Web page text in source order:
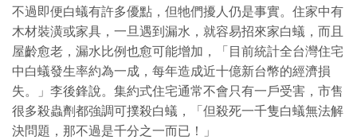
不過即便白蟻有許多優點，但牠們擾人仍是事實。住家中有
木材裝潢或家具，一旦遇到漏水，就容易招來家白蟻，而且
屋齡愈老，漏水比例也愈可能增加，「目前統計全台灣住宅
中白蟻發生率約為一成，每年造成近十億新台幣的經濟損
失。」李後鋒說。集約式住宅通常不會只有一戶受害，市售
很多殺蟲劑都強調可撲殺白蟻，「但殺死一千隻白蟻無法解
決問題，那不過是千分之一而已！」